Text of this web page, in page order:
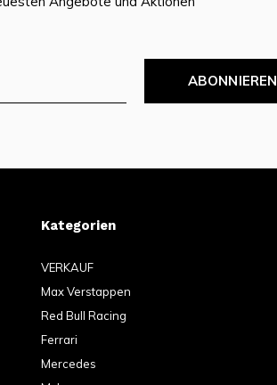
ABONNIEREN
Kategorien
VERKAUF
Max Verstappen
Red Bull Racing
Ferrari
Mercedes